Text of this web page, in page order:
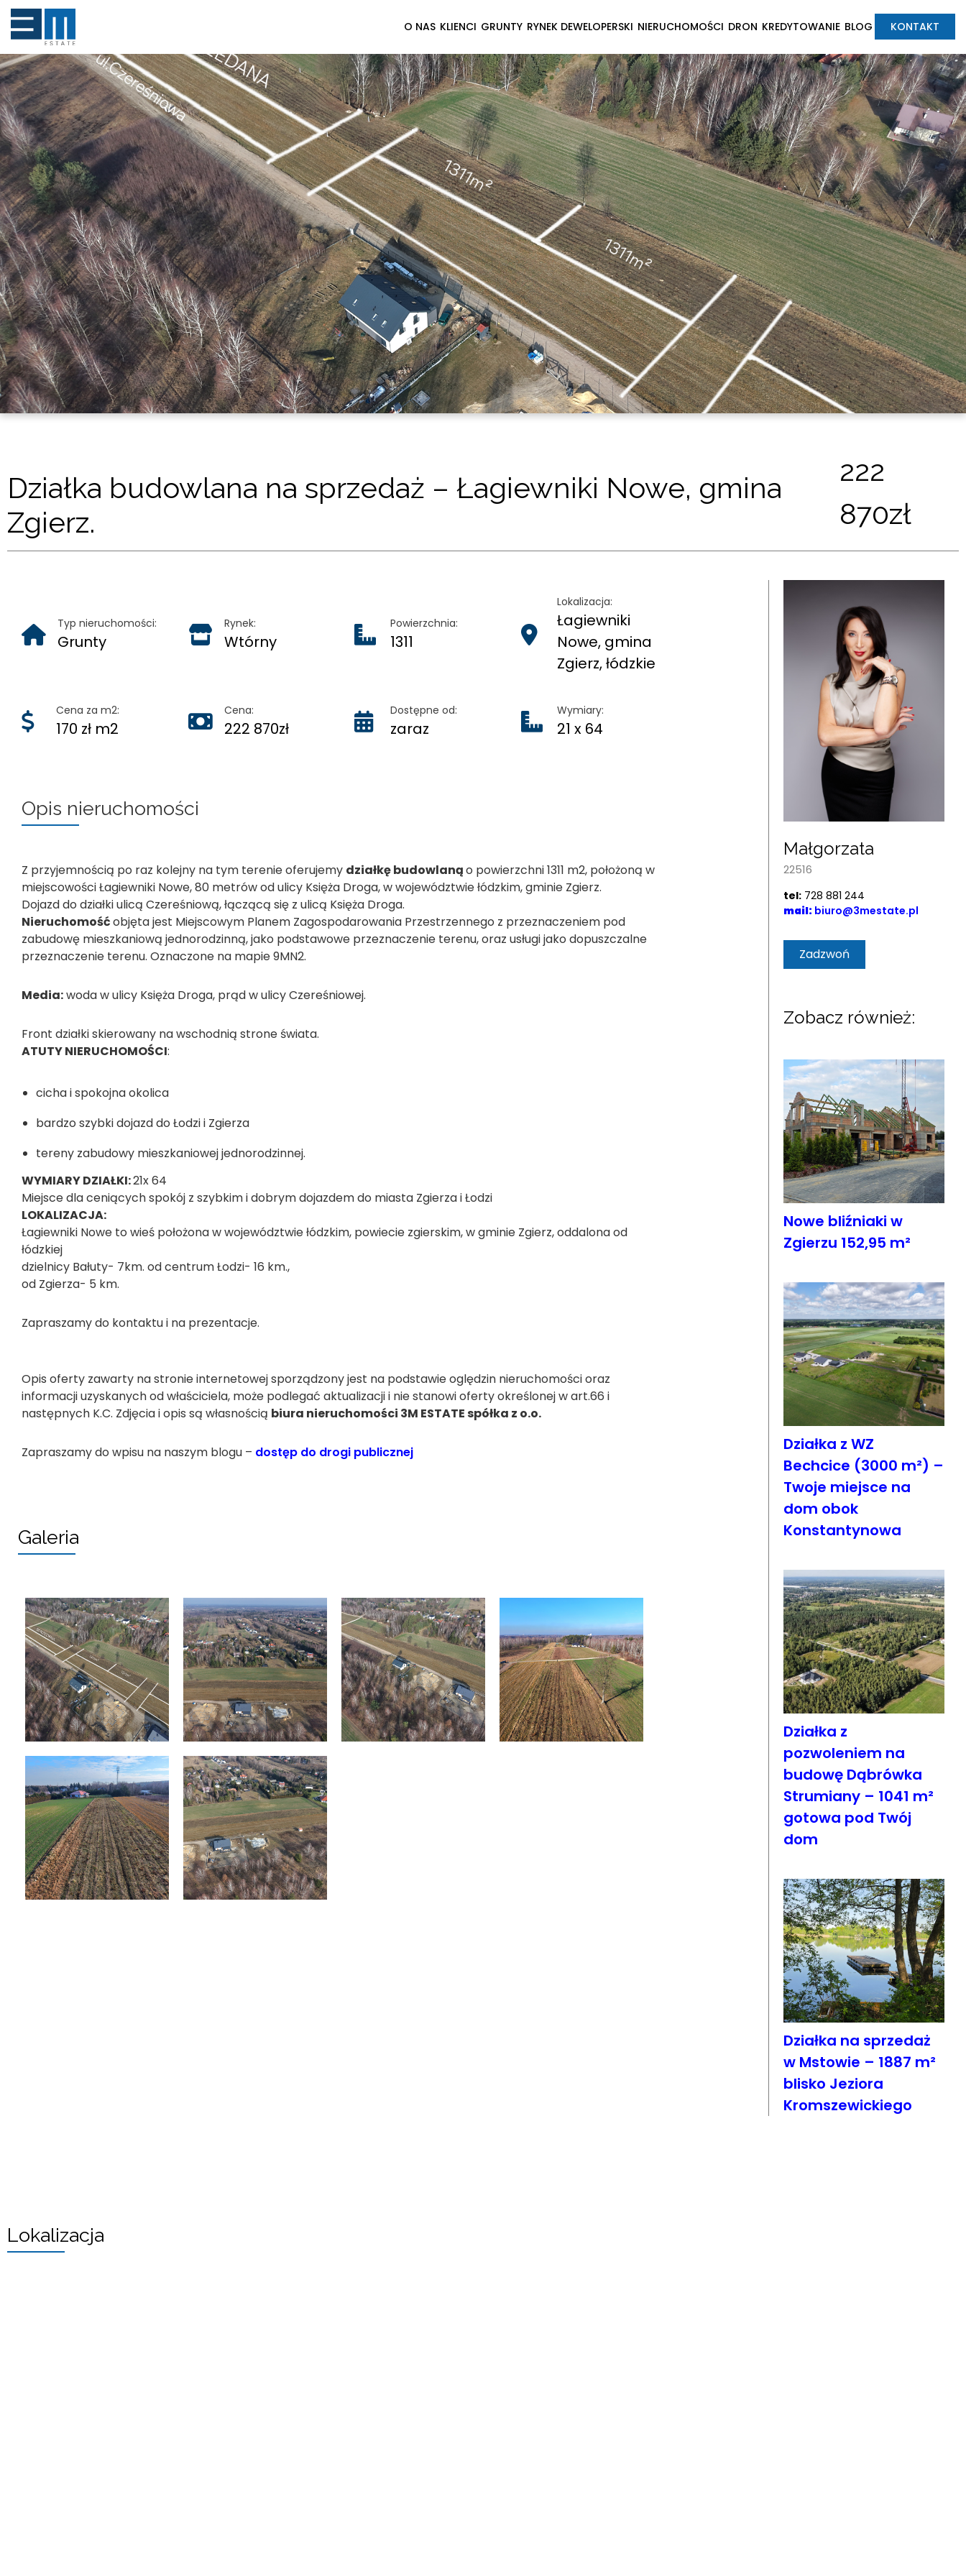
O NAS KLIENCI GRUNTY RYNEK DEWELOPERSKI NIERUCHOMOŚCI DRON KREDYTOWANIE BLOG KONTAKT
Działka budowlana na sprzedaż – Łagiewniki Nowe, gmina
Zgierz.
222
870zł
Typ nieruchomości:
Grunty
Rynek:
Wtórny
Powierzchnia:
1311
Lokalizacja:
Łagiewniki
Nowe, gmina
Zgierz, łódzkie
Cena za m2:
170 zł m2
Cena:
222 870zł
Dostępne od:
zaraz
Wymiary:
21 x 64
Opis nieruchomości
Z przyjemnością po raz kolejny na tym terenie oferujemy działkę budowlanąo powierzchni 1311 m2, położoną w
miejscowości Łagiewniki Nowe, 80 metrów od ulicy Księża Droga, w województwie łódzkim, gminie Zgierz.
Dojazd do działki ulicą Czereśniową, łączącą się z ulicą Księża Droga.
Nieruchomośćobjęta jest Miejscowym Planem Zagospodarowania Przestrzennego z przeznaczeniem pod
zabudowę mieszkaniową jednorodzinną, jako podstawowe przeznaczenie terenu, oraz usługi jako dopuszczalne
przeznaczenie terenu. Oznaczone na mapie 9MN2.
Media:woda w ulicy Księża Droga, prąd w ulicy Czereśniowej.
Front działki skierowany na wschodnią strone świata.
ATUTY NIERUCHOMOŚCI:
cicha i spokojna okolica
bardzo szybki dojazd do Łodzi i Zgierza
tereny zabudowy mieszkaniowej jednorodzinnej.
WYMIARY DZIAŁKI:21x 64
Miejsce dla ceniących spokój z szybkim i dobrym dojazdem do miasta Zgierza i Łodzi
LOKALIZACJA:
Łagiewniki Nowe to wieś położona w województwie łódzkim, powiecie zgierskim, w gminie Zgierz, oddalona od
łódzkiej
dzielnicy Bałuty- 7km. od centrum Łodzi- 16 km.,
od Zgierza- 5 km.
Zapraszamy do kontaktu i na prezentacje.
Opis oferty zawarty na stronie internetowej sporządzony jest na podstawie oględzin nieruchomości oraz
informacji uzyskanych od właściciela, może podlegać aktualizacji i nie stanowi oferty określonej w art.66 i
następnych K.C. Zdjęcia i opis są własnością biura nieruchomości 3M ESTATE spółka z o.o.
Zapraszamy do wpisu na naszym blogu – dostęp do drogi publicznej
Galeria
Małgorzata
22516
tel: 728 881 244
mail: biuro@3mestate.pl
Zadzwoń
Zobacz również:
Nowe bliźniaki w
Zgierzu 152,95 m²
Działka z WZ
Bechcice (3000 m²) –
Twoje miejsce na
dom obok
Konstantynowa
Działka z
pozwoleniem na
budowę Dąbrówka
Strumiany – 1041 m²
gotowa pod Twój
dom
Działka na sprzedaż
w Mstowie – 1887 m²
blisko Jeziora
Kromszewickiego
Lokalizacja